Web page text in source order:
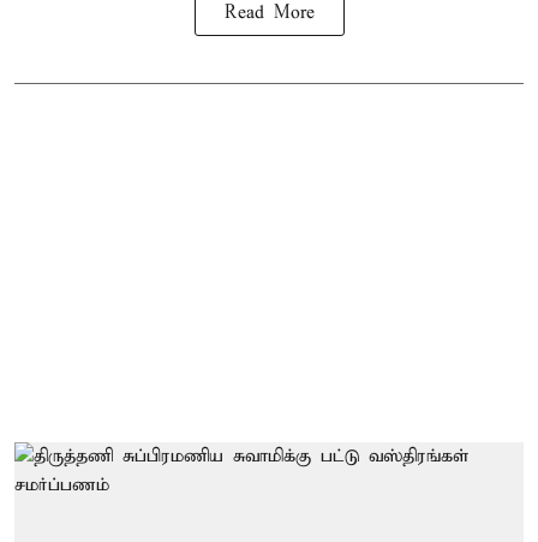
Read More